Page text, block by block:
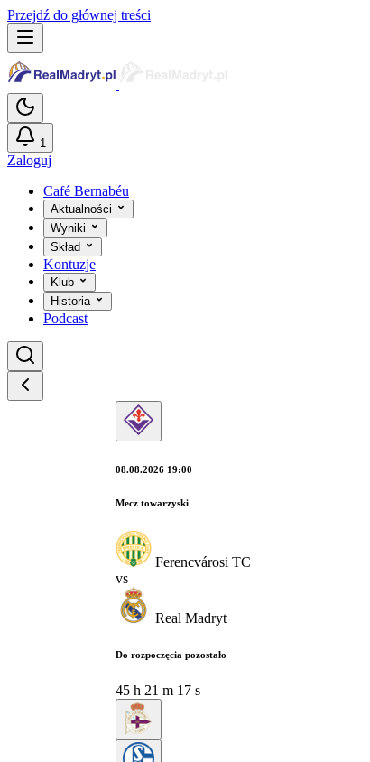
Przejdź do głównej treści
1
Zaloguj
Café Bernabéu
Aktualności
Wyniki
Skład
Kontuzje
Klub
Historia
Podcast
08.08.2026 19:00
Mecz towarzyski
Ferencvárosi TC
vs
Real Madryt
Do rozpoczęcia pozostało
45 h 21 m 17 s